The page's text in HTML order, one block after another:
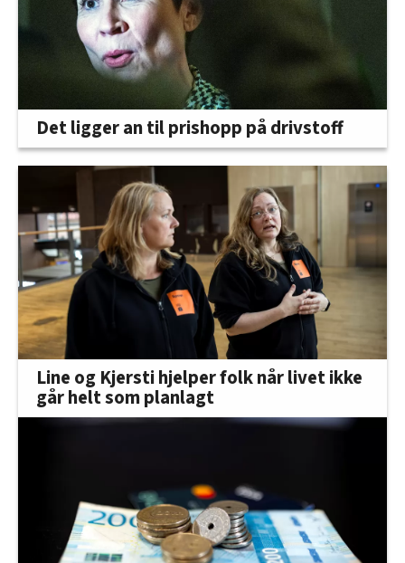
Det ligger an til prishopp på drivstoff
Line og Kjersti hjelper folk når livet ikke
går helt som planlagt